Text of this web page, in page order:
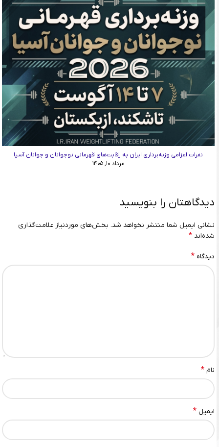
نفرات اعزامی وزنه‌برداری ایران به رقابت‌های قهرمانی نوجوانان و جوانان آسیا
مرداد ۱۰, ۱۴۰۵
دیدگاهتان را بنویسید
نشانی ایمیل شما منتشر نخواهد شد. بخش‌های موردنیاز علامت‌گذاری
شده‌اند *
دیدگاه *
نام *
ایمیل *